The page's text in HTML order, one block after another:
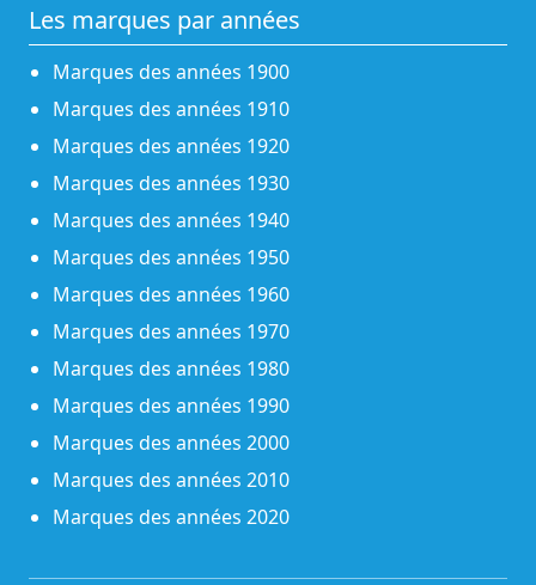
Les marques par années
Marques des années 1900
Marques des années 1910
Marques des années 1920
Marques des années 1930
Marques des années 1940
Marques des années 1950
Marques des années 1960
Marques des années 1970
Marques des années 1980
Marques des années 1990
Marques des années 2000
Marques des années 2010
Marques des années 2020